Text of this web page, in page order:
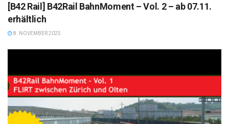
[B42 Rail] B42Rail BahnMoment – Vol. 2 – ab 07.11.
erhältlich
8. NOVEMBER 2025